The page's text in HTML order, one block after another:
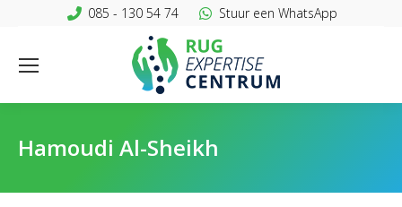
085 - 130 54 74 Stuur een WhatsApp
Hamoudi Al-Sheikh